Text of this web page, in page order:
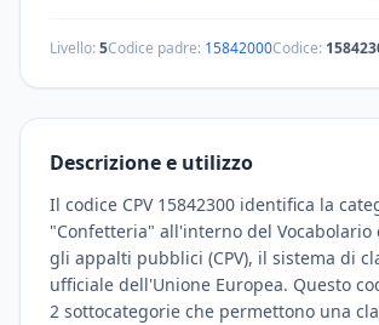
Livello:5Codice padre: 15842000Codice:
Descrizione e utilizzo
Il codice CPV 15842300 identifica la
"Confetteria" all'interno del Vocabolario
gli appalti pubblici (CPV), il sistema di
ufficiale dell'Unione Europea. Questo
2 sottocategorie che permettono una